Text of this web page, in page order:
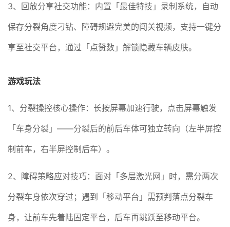
3、回放分享社交功能：内置「最佳特技」录制系统，自动
保存分裂角度刁钻、障碍规避完美的闯关视频，支持一键分
享至社交平台，通过「点赞数」解锁隐藏车辆皮肤。
游戏玩法
1、分裂操控核心操作：长按屏幕加速行驶，点击屏幕触发
「车身分裂」——分裂后的前后车体可独立转向（左半屏控
制前车，右半屏控制后车）。
2、障碍策略应对技巧：面对「多层激光网」时，需分两次
分裂车身依次穿过；遇到「移动平台」需预判落点分裂车
身，让前车先着陆固定平台，后车再跳跃至移动平台。